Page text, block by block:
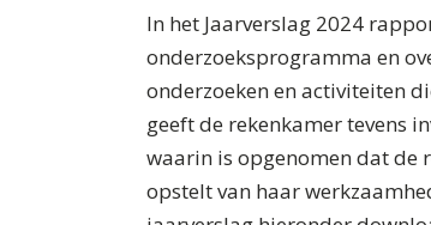
In het Jaarverslag 2024
onderzoeksprogramma en
onderzoeken en activiteiten
geeft de rekenkamer tevens
waarin is opgenomen dat de
opstelt van haar